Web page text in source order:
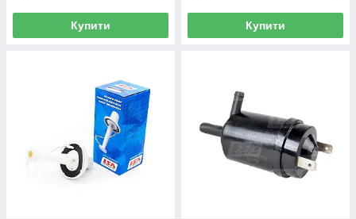
Купити Купити